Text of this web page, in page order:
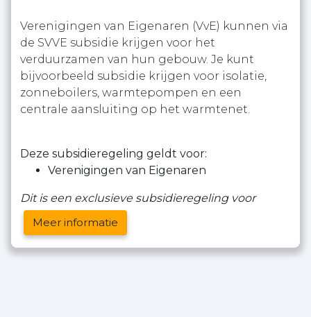
Verenigingen van Eigenaren (VvE) kunnen via
de SVVE subsidie krijgen voor het
verduurzamen van hun gebouw. Je kunt
bijvoorbeeld subsidie krijgen voor isolatie,
zonneboilers, warmtepompen en een
centrale aansluiting op het warmtenet.
Deze subsidieregeling geldt voor:
Verenigingen van Eigenaren
Dit is een exclusieve subsidieregeling voor
Meer informatie